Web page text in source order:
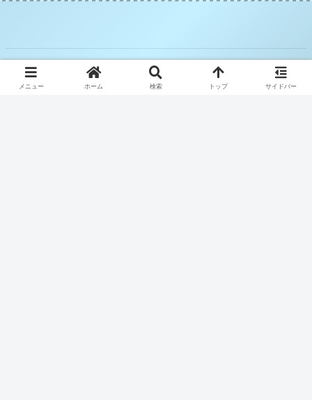
© 2025 騎空士ブルーの攻略日記.
メニュー ホーム 検索 トップ サイドバー